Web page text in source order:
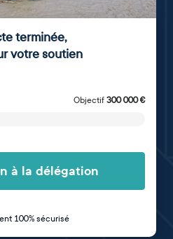
terminée,
votre soutien
Objectif 300 000€
à la délégation
100% sécurisé